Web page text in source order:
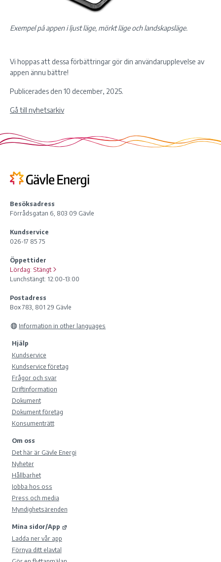
Exempel på appen i ljust läge, mörkt läge ochlandskapsläge.
Vi hoppas att dessa förbättringar gör din användarupplevelse av
appen ännu bättre!
Publicerades den 10 december, 2025.
Gå till nyhetsarkiv
Besöksadress
Förrådsgatan 6, 803 09 Gävle
Kundservice
026-17 85 75
Öppettider
Lördag: Stängt
Lunchstängt: 12:00-13:00
Postadress
Box 783, 801 29 Gävle
Information in other languages
Hjälp
Kundservice
Kundservice företag
Frågor och svar
Driftinformation
Dokument
Dokument företag
Konsumenträtt
Om oss
Det här är Gävle Energi
Nyheter
Hållbarhet
Jobba hos oss
Press och media
Myndighetsärenden
Mina sidor/App
Ladda ner vår app
Förnya ditt elavtal